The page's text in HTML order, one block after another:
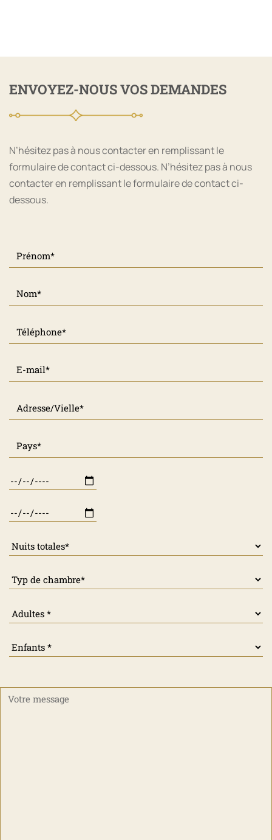
ENVOYEZ-NOUS VOS DEMANDES
N’hésitez pas à nous contacter en remplissant le
formulaire de contact ci-dessous. N’hésitez pas à nous
contacter en remplissant le formulaire de contact ci-
dessous.